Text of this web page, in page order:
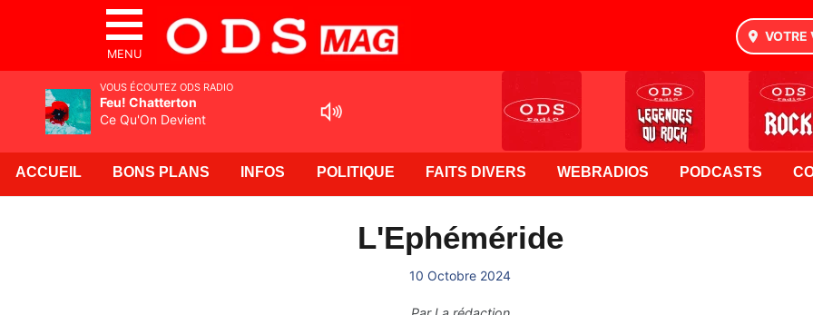
MENU
VOTRE
ACCUEIL BONS PLANS INFOS POLITIQUE FAITS DIVERS WEBRADIOS PODCASTS
L'Ephéméride
10 Octobre 2024
VOUS ÉCOUTEZ ODS RADIO
Feu! Chatterton
Ce Qu'On Devient